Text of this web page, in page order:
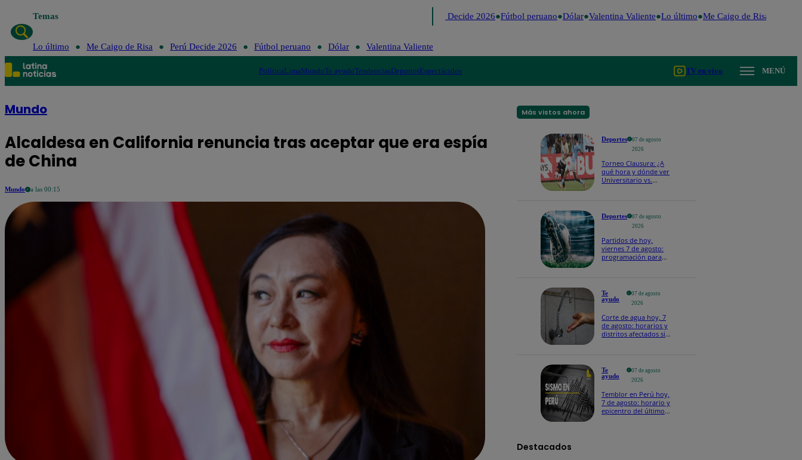
Temas Perú Decide 2026 Fútbol peruano Dólar Valentina Valiente Lo último Me Caigo de Risa
Lo último Me Caigo de Risa Perú Decide 2026 Fútbol peruano Dólar Valentina Valiente
PolíticaLimaMundoTe ayudoTendenciasDeportesEspectáculos TV en vivo MENÚ
Mundo
Alcaldesa en California renuncia tras aceptar que era espía
de China
Mundo a las 00:15
Más vistos ahora
Deportes
07 de agosto
2026
Torneo Clausura: ¿A
qué hora y dónde ver
Universitario vs.
Deportes
07 de agosto
2026
Partidos de hoy,
viernes 7 de agosto:
programación para
Te
ayudo
07 de agosto
2026
Corte de agua hoy, 7
de agosto: horarios y
distritos afectados sin
Te
ayudo
07 de agosto
2026
Temblor en Perú hoy,
7 de agosto: horario y
epicentro del último
Destacados